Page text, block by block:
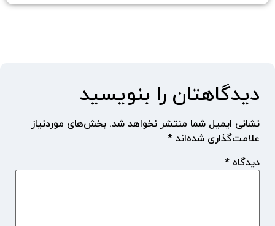
دیدگاهتان را بنویسید
نشانی ایمیل شما منتشر نخواهد شد. بخش‌های موردنیاز
علامت‌گذاری شده‌اند *
دیدگاه *